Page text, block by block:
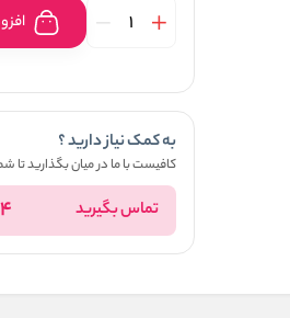
به کمک نیاز دارید ؟
کافیست با ما در میان بگذارید تا
تماس بگیرید